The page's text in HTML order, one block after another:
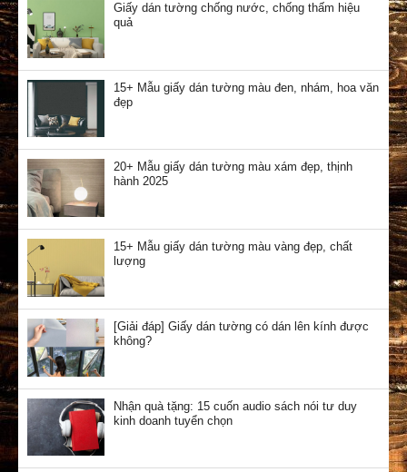
Giấy dán tường chống nước, chống thấm hiệu
quả
15+ Mẫu giấy dán tường màu đen, nhám, hoa văn
đẹp
20+ Mẫu giấy dán tường màu xám đẹp, thịnh
hành 2025
15+ Mẫu giấy dán tường màu vàng đẹp, chất
lượng
[Giải đáp] Giấy dán tường có dán lên kính được
không?
Nhận quà tặng: 15 cuốn audio sách nói tư duy
kinh doanh tuyển chọn